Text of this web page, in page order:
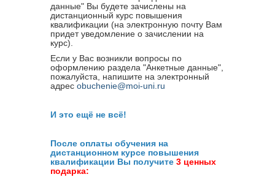
данные" Вы будете зачислены на
дистанционный курс повышения
квалификации (на электронную почту Вам
придет уведомление о зачислении на
курс).
Если у Вас возникли вопросы по
оформлению раздела "Анкетные данные",
пожалуйста, напишите на электронный
адрес obuchenie@moi-uni.ru
И это ещё не всё!
После оплаты обучения на
дистанционном курсе повышения
квалификации Вы получите 3 ценных
подарка: